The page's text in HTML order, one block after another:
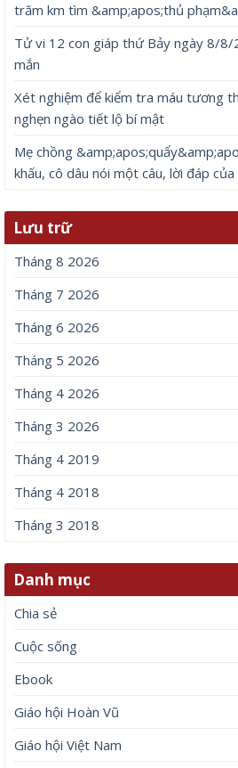
trăm km tìm &amp;apos;thủ
Tử vi 12 con giáp thứ Bảy ngày 8/
mắn
Xét nghiệm để kiểm tra máu tương
nghẹn ngào tiết lộ bí mật
Mẹ chồng
khấu, cô dâu nói một câu, lời đáp
Lưu trữ
Tháng 8 2026
Tháng 7 2026
Tháng 6 2026
Tháng 5 2026
Tháng 4 2026
Tháng 3 2026
Tháng 4 2019
Tháng 4 2018
Tháng 3 2018
Danh mục
Chia sẻ
Cuộc sống
Ebook
Giáo hội Hoàn Vũ
Giáo hội Việt Nam